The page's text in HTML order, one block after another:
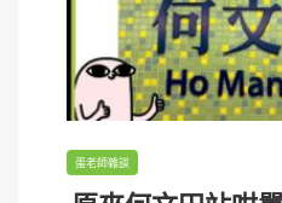
蛋老師雜談